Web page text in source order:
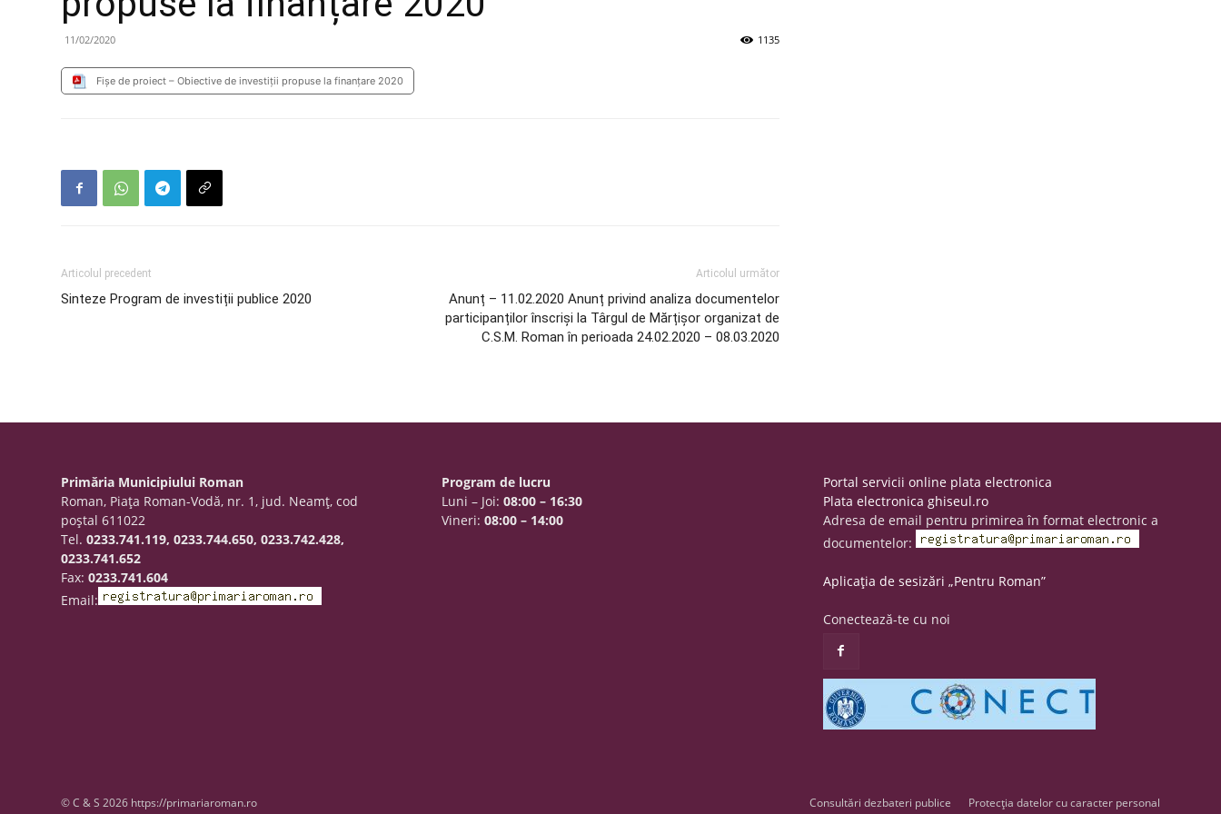
11/02/2020 1135
Fișe de proiect – Obiective de investiții propuse la finanțare 2020
Articolul precedent
Sinteze Program de investiții publice 2020
Articolul următor
Anunț – 11.02.2020 Anunț privind analiza documentelor
participanților înscriși la Târgul de Mărțișor organizat de
C.S.M. Roman în perioada 24.02.2020 – 08.03.2020
Primăria Municipiului Roman
Roman, Piaţa Roman-Vodă, nr. 1, jud. Neamţ, cod
poştal 611022
Tel.0233.741.119, 0233.744.650, 0233.742.428,
0233.741.652
Fax:0233.741.604
Email:
Program de lucru
Luni – Joi:08:00 – 16:30
Vineri:08:00 – 14:00
Portal servicii online plata electronica
Plata electronica ghiseul.ro
Adresa de email pentru primirea în format electronic a
documentelor:
Aplicația de sesizări „Pentru Roman”
Conectează-te cu noi
Consultări dezbateri publice Protecția datelor cu caracter personal
© C & S 2026 https://primariaroman.ro